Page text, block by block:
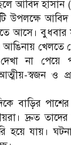
আবিদ হাসান
উপলক্ষে
আসে। বুধবার
খেলতে
না পেয়ে
স্বজন ও
বাড়ির
দ্রুত
হয়ে যায়।